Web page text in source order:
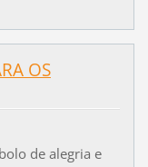
OS
de alegria e